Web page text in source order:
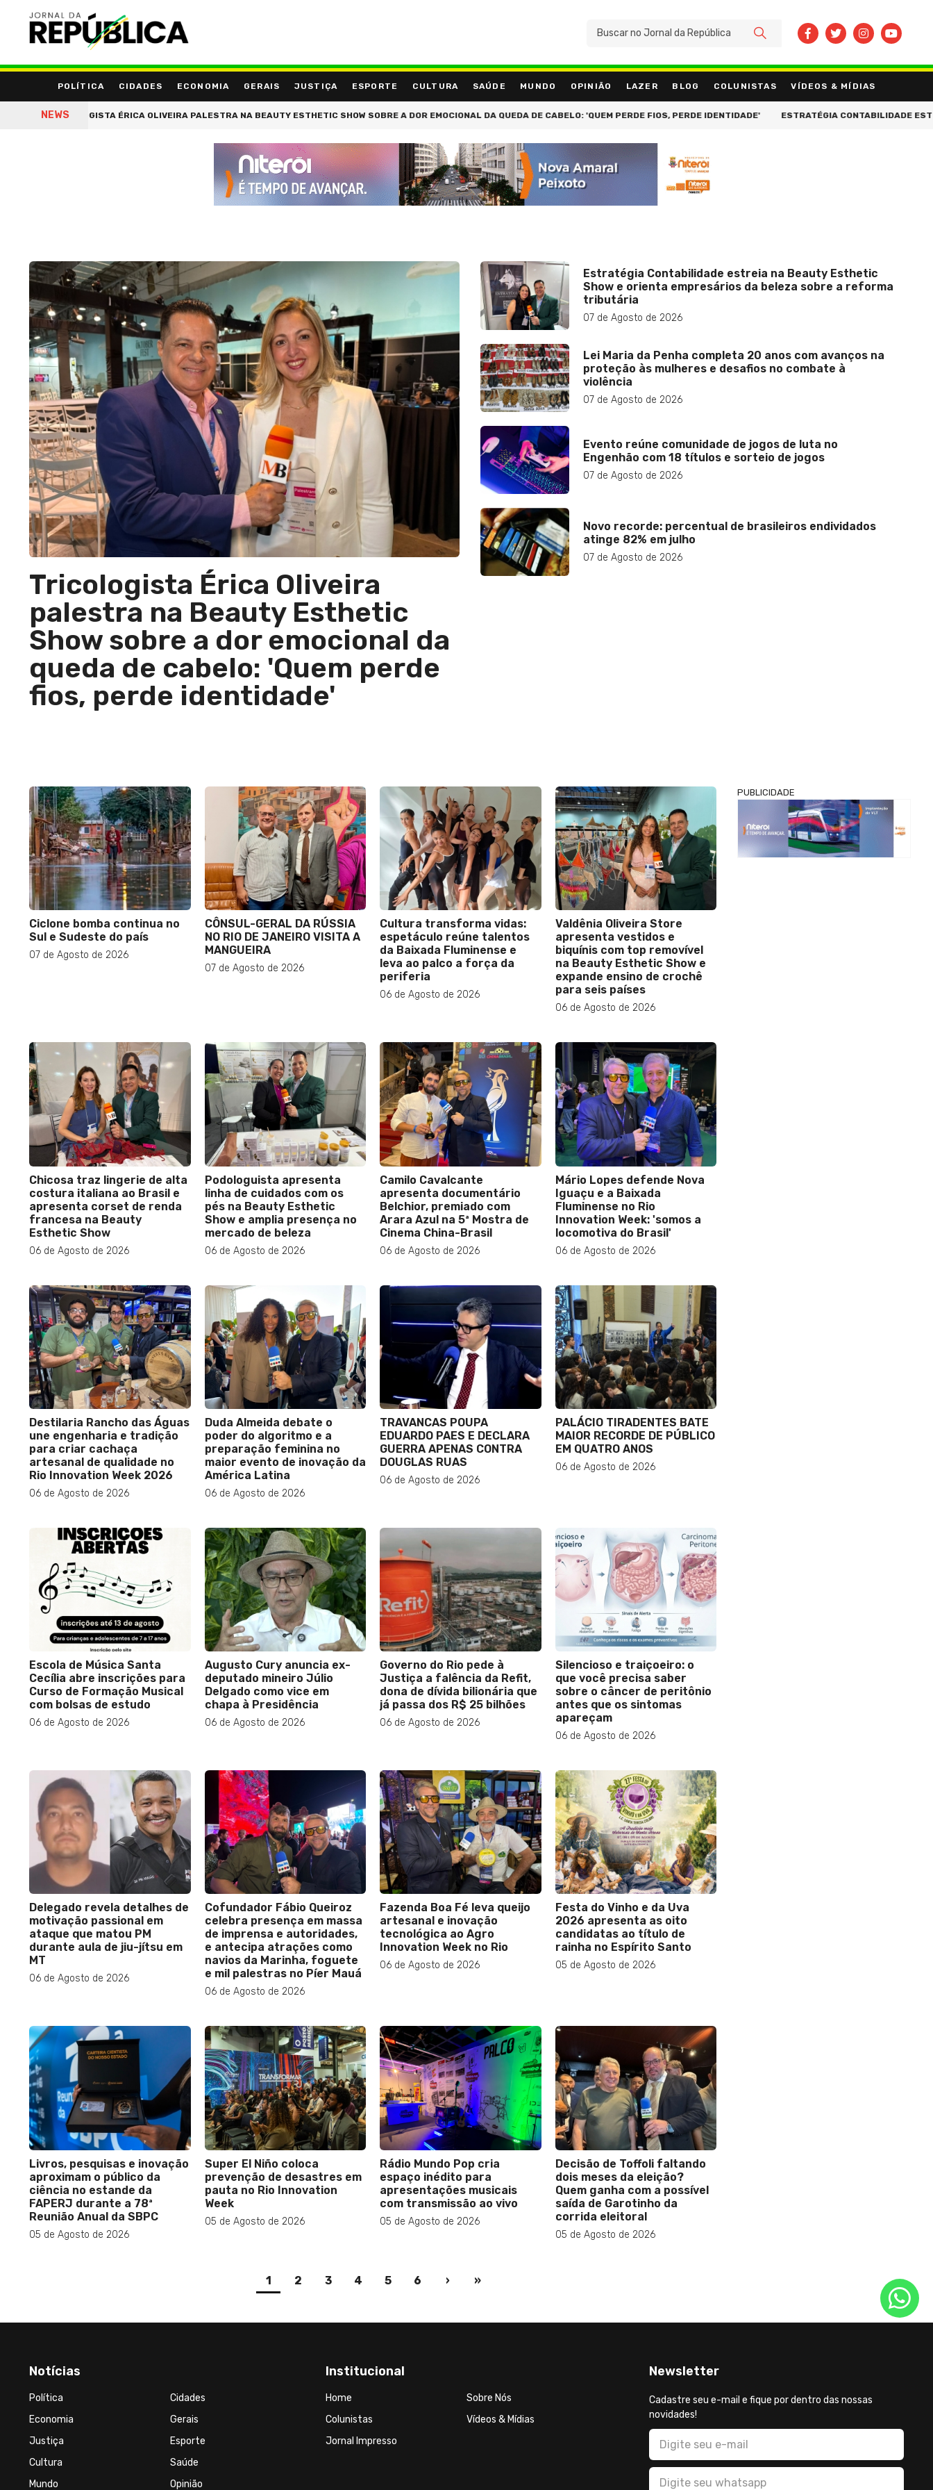
POLÍTICA CIDADES ECONOMIA GERAIS JUSTIÇA ESPORTE CULTURA SAÚDE MUNDO OPINIÃO LAZER BLOG COLUNISTAS VÍDEOS & MÍDIAS
NEWSÉRICA OLIVEIRA PALESTRA NA BEAUTY ESTHETIC SHOW SOBRE A DOR EMOCIONAL DA QUEDA DE CABELO: 'QUEM PERDE FIOS, PERDE IDENTIDADE' ESTRATÉGIA CONTABILIDADE ESTREIA NA
BUSCAR
Tricologista Érica Oliveira
palestra na Beauty Esthetic
Show sobre a dor emocional da
queda de cabelo: 'Quem perde
fios, perde identidade'
Estratégia Contabilidade estreia na Beauty Esthetic
Show e orienta empresários da beleza sobre a reforma
tributária
07 de Agosto de 2026
Lei Maria da Penha completa 20 anos com avanços na
proteção às mulheres e desafios no combate à
violência
07 de Agosto de 2026
Evento reúne comunidade de jogos de luta no
Engenhão com 18 títulos e sorteio de jogos
07 de Agosto de 2026
Novo recorde: percentual de brasileiros endividados
atinge 82% em julho
07 de Agosto de 2026
Ciclone bomba continua no
Sul e Sudeste do país
07 de Agosto de 2026
CÔNSUL-GERAL DA RÚSSIA
NO RIO DE JANEIRO VISITA A
MANGUEIRA
07 de Agosto de 2026
Cultura transforma vidas:
espetáculo reúne talentos
da Baixada Fluminense e
leva ao palco a força da
periferia
06 de Agosto de 2026
Valdênia Oliveira Store
apresenta vestidos e
biquínis com top removível
na Beauty Esthetic Show e
expande ensino de crochê
para seis países
06 de Agosto de 2026
Chicosa traz lingerie de alta
costura italiana ao Brasil e
apresenta corset de renda
francesa na Beauty
Esthetic Show
06 de Agosto de 2026
Podologuista apresenta
linha de cuidados com os
pés na Beauty Esthetic
Show e amplia presença no
mercado de beleza
06 de Agosto de 2026
Camilo Cavalcante
apresenta documentário
Belchior, premiado com
Arara Azul na 5ª Mostra de
Cinema China-Brasil
06 de Agosto de 2026
Mário Lopes defende Nova
Iguaçu e a Baixada
Fluminense no Rio
Innovation Week: 'somos a
locomotiva do Brasil'
06 de Agosto de 2026
Destilaria Rancho das Águas
une engenharia e tradição
para criar cachaça
artesanal de qualidade no
Rio Innovation Week 2026
06 de Agosto de 2026
Duda Almeida debate o
poder do algoritmo e a
preparação feminina no
maior evento de inovação da
América Latina
06 de Agosto de 2026
TRAVANCAS POUPA
EDUARDO PAES E DECLARA
GUERRA APENAS CONTRA
DOUGLAS RUAS
06 de Agosto de 2026
PALÁCIO TIRADENTES BATE
MAIOR RECORDE DE PÚBLICO
EM QUATRO ANOS
06 de Agosto de 2026
Escola de Música Santa
Cecília abre inscrições para
Curso de Formação Musical
com bolsas de estudo
06 de Agosto de 2026
Augusto Cury anuncia ex-
deputado mineiro Júlio
Delgado como vice em
chapa à Presidência
06 de Agosto de 2026
Governo do Rio pede à
Justiça a falência da Refit,
dona de dívida bilionária que
já passa dos R$ 25 bilhões
06 de Agosto de 2026
Silencioso e traiçoeiro: o
que você precisa saber
sobre o câncer de peritônio
antes que os sintomas
apareçam
06 de Agosto de 2026
Delegado revela detalhes de
motivação passional em
ataque que matou PM
durante aula de jiu-jítsu em
MT
06 de Agosto de 2026
Cofundador Fábio Queiroz
celebra presença em massa
de imprensa e autoridades,
e antecipa atrações como
navios da Marinha, foguete
e mil palestras no Píer Mauá
06 de Agosto de 2026
Fazenda Boa Fé leva queijo
artesanal e inovação
tecnológica ao Agro
Innovation Week no Rio
06 de Agosto de 2026
Festa do Vinho e da Uva
2026 apresenta as oito
candidatas ao título de
rainha no Espírito Santo
05 de Agosto de 2026
Livros, pesquisas e inovação
aproximam o público da
ciência no estande da
FAPERJ durante a 78ª
Reunião Anual da SBPC
05 de Agosto de 2026
Super El Niño coloca
prevenção de desastres em
pauta no Rio Innovation
Week
05 de Agosto de 2026
Rádio Mundo Pop cria
espaço inédito para
apresentações musicais
com transmissão ao vivo
05 de Agosto de 2026
Decisão de Toffoli faltando
dois meses da eleição?
Quem ganha com a possível
saída de Garotinho da
corrida eleitoral
05 de Agosto de 2026
1(current)
2 3 4 5 6 › »
PUBLICIDADE
Notícias
Política
Cidades
Economia
Gerais
Justiça
Esporte
Cultura
Saúde
Mundo
Opinião
Institucional
Home
Sobre Nós
Colunistas
Vídeos & Mídias
Jornal Impresso
Newsletter
Cadastre seu e-mail e fique por dentro das nossas
novidades!